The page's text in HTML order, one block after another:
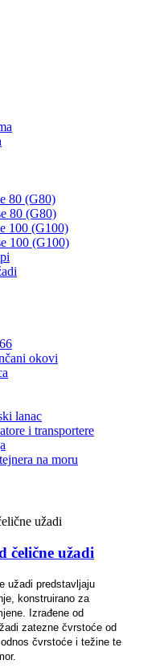
80 (G80)
80 (G80)
100 (G100)
100 (G100)
okovi
lanac
i transportere
na moru
čelične užadi
užadi predstavljaju
konstruirano za
Izrađene od
zatezne čvrstoće od
čvrstoće i težine te